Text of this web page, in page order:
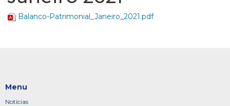
Balanco-Patrimonial_Janeiro_2021.pdf
Menu
Notícias